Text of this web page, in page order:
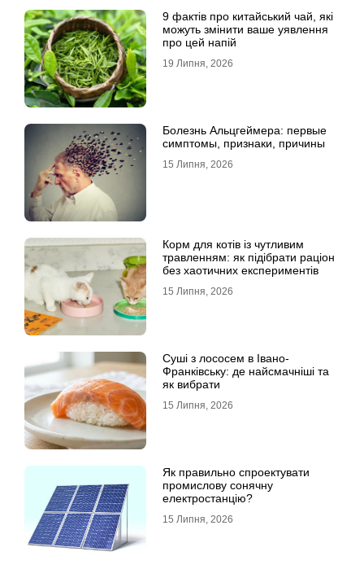
9 фактів про китайський чай, які
можуть змінити ваше уявлення
про цей напій
19 Липня, 2026
Болезнь Альцгеймера: первые
симптомы, признаки, причины
15 Липня, 2026
Корм для котів із чутливим
травленням: як підібрати раціон
без хаотичних експериментів
15 Липня, 2026
Суші з лососем в Івано-
Франківську: де найсмачніші та
як вибрати
15 Липня, 2026
Як правильно спроектувати
промислову сонячну
електростанцію?
15 Липня, 2026